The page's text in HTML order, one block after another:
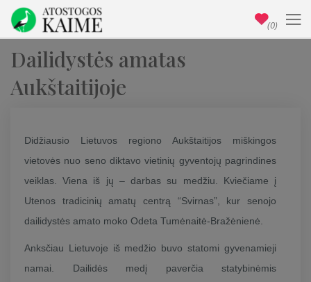
Dailidystės amatas
Aukštaitijoje
Didžiausio Lietuvos regiono Aukštaitijos miškingos
vietovės nuo seno diktavo vietinių gyventojų pagrindines
veiklas. Viena iš jų – darbas su medžiu. Kviečiame į
Utenos tradicinių amatų centrą “Svirnas”, kur senojo
dailidystės amato moko Odeta Tumėnaitė-Bražėnienė.
Anksčiau Lietuvoje iš medžio buvo statomi gyvenamieji
namai. Dailidės medį paverčia statybinėmis
(0)